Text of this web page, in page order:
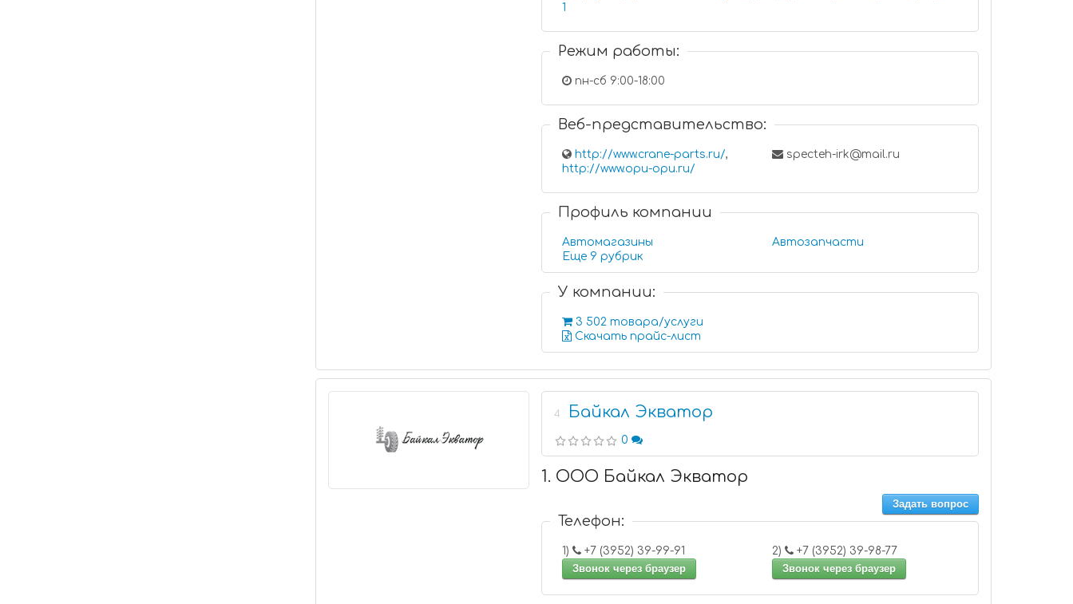
1
Режим работы:
пн-сб 9:00-18:00
Веб-представительство:
http://www.crane-parts.ru/,
http://www.opu-opu.ru/
specteh-irk@mail.ru
Профиль компании
Автомагазины
Автозапчасти
Еще 9 рубрик
У компании:
3 502 товара/услуги
Скачать прайс-лист
4 Байкал Экватор
0
1. ООО Байкал Экватор
Задать вопрос
Телефон:
1)
+7 (3952) 39-99-91
Звонок через браузер
2)
+7 (3952) 39-98-77
Звонок через браузер